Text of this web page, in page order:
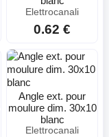
Elettrocanali
0.62 €
Angle ext. pour
moulure dim. 30x10
blanc
Elettrocanali